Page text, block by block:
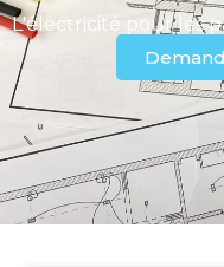
L'électricité pour les